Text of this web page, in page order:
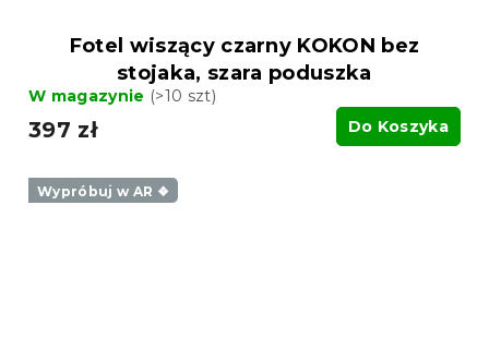
Fotel wiszący czarny KOKON bez
stojaka, szara poduszka
W magazynie (>10 szt)
397 zł Do Koszyka
Wypróbuj w AR ❖